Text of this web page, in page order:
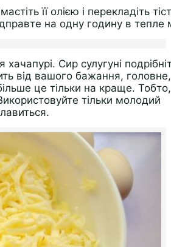
її олією і перекладіть
на одну годину в тепле
Сир сулугуні
від вашого бажання,
це тільки на краще.
тільки молодий